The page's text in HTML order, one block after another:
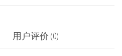
用户评价 (0)